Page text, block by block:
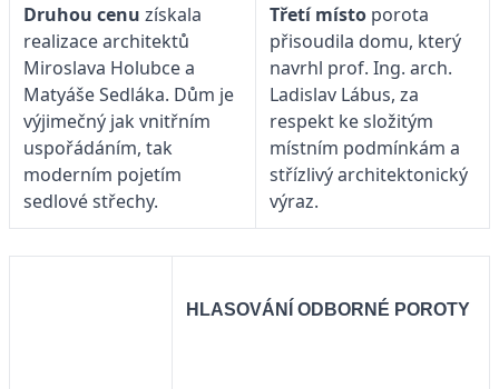
Druhou cenu získala
realizace architektů
Miroslava Holubce a
Matyáše Sedláka. Dům je
výjimečný jak vnitřním
uspořádáním, tak
moderním pojetím
sedlové střechy.
Třetí místo porota
přisoudila domu, který
navrhl prof. Ing. arch.
Ladislav Lábus, za
respekt ke složitým
místním podmínkám a
střízlivý architektonický
výraz.
HLASOVÁNÍ ODBORNÉ POROTY